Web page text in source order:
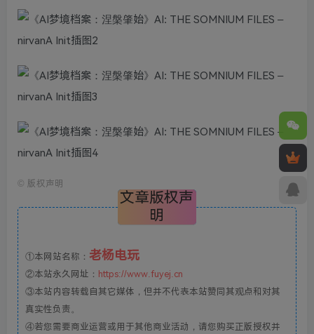
© 版权声明
文章版权声
明
①本网站名称： 老杨电玩
②本站永久网址： https://www.fuyej.cn
③本站内容转载自其它媒体，但并不代表本站赞同其观点和对其
真实性负责。
④若您需要商业运营或用于其他商业活动，请您购买正版授权并